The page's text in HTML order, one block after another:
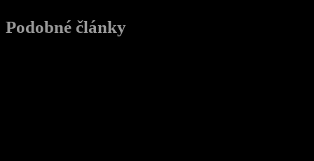
Podobné články